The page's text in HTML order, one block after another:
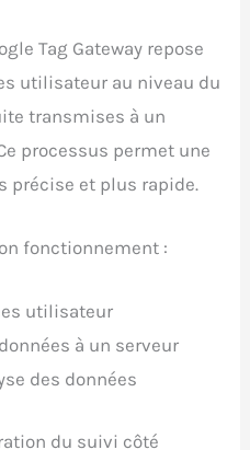
Tag Gateway repose
utilisateur au niveau du
transmises à un
processus permet une
précise et plus rapide.
fonctionnement :
utilisateur
à un serveur
des données
du suivi côté